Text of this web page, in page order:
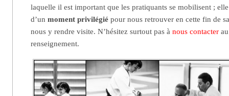
laquelle il est important que les pratiquants se mobilisent ;
d’unmoment privilégié pour nous retrouver en cette fin de
nous y rendre visite. N’hésitez surtout pas ànous contacter
renseignement.